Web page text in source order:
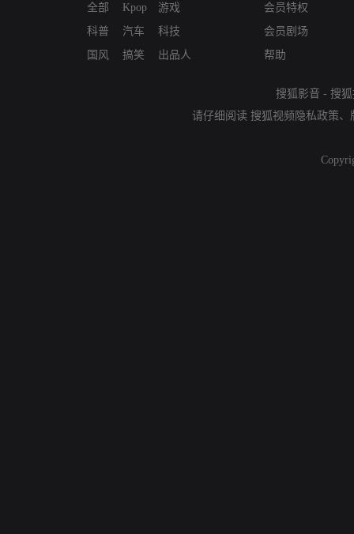
全部
科普
国风
Kpop
汽车
搞笑
游戏
科技
出品人
会员特权
会员剧场
帮助
搜狐影音 - 搜
请仔细阅读 搜狐视频隐私政策、